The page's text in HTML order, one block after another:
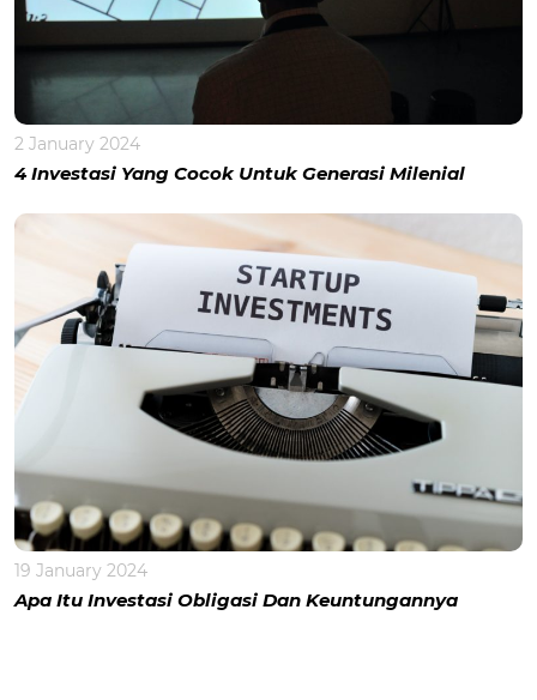
2 January 2024
4 Investasi Yang Cocok Untuk Generasi Milenial
19 January 2024
Apa Itu Investasi Obligasi Dan Keuntungannya